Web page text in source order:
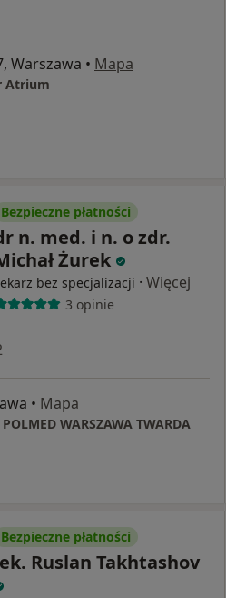
Warszawa • Mapa
Atrium
Bezpieczne płatności
n. med. i n. o zdr.
Żurek
bez specjalizacji · Więcej
3 opinie
• Mapa
WARSZAWA TWARDA
Bezpieczne płatności
Ruslan Takhtashov